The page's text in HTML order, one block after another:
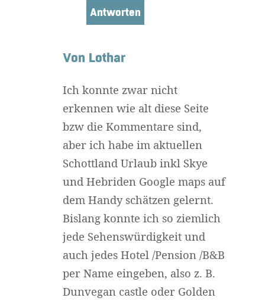
Antworten
Von Lothar
Ich konnte zwar nicht
erkennen wie alt diese Seite
bzw die Kommentare sind,
aber ich habe im aktuellen
Schottland Urlaub inkl Skye
und Hebriden Google maps auf
dem Handy schätzen gelernt.
Bislang konnte ich so ziemlich
jede Sehenswürdigkeit und
auch jedes Hotel /Pension /B&B
per Name eingeben, also z. B.
Dunvegan castle oder Golden